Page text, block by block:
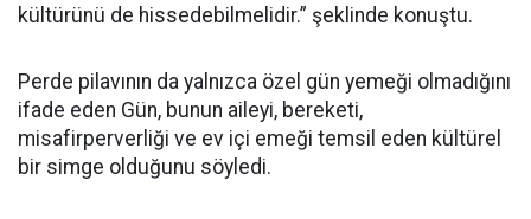
kültürünü de hissedebilmelidir.” şeklinde konuştu.
Perde pilavının da yalnızca özel gün yemeği olmadığını
ifade eden Gün, bunun aileyi, bereketi,
misafirperverliği ve ev içi emeği temsil eden kültürel
bir simge olduğunu söyledi.